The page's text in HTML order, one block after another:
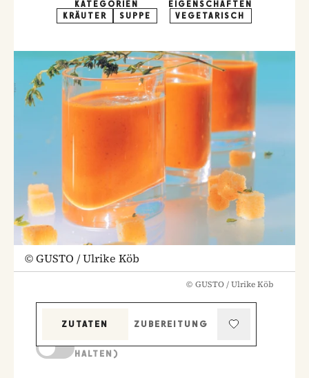
KATEGORIEN
KRÄUTER
SUPPE
EIGENSCHAFTEN
VEGETARISCH
©GUSTO / Ulrike Köb
© GUSTO / Ulrike Köb
ZUTATEN
ZUBEREITUNG
HALTEN)